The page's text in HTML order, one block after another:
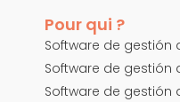
Pour qui ?
Software de gestión
Software de gestión
Software de